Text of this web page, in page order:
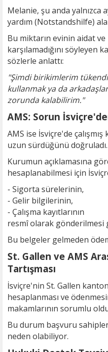
Melanie, şu anda yalnızca
yardım (Notstandshilfe)
Bu miktarın evinin aidat
karşılamadığını söyleyen
sözlerle anlattı:
"Şimdi birikimlerim
kullanmak ya da
zorunda kalabilirim."
AMS: Sorun
AMS ise İsviçre'de
uzun sürdüğünü doğruladı.
Kurumun açıklamasına
hesaplanabilmesi için
- Sigorta sürelerinin,
- Gelir bilgilerinin,
- Çalışma kayıtlarının
resmî olarak gönderilmesi
Bu belgeler gelmeden
St. Gallen ve AMS
Tartışması
İsviçre'nin St. Gallen
hesaplanması ve
makamlarının sorumlu
Bu durum başvuru
neden olabiliyor.